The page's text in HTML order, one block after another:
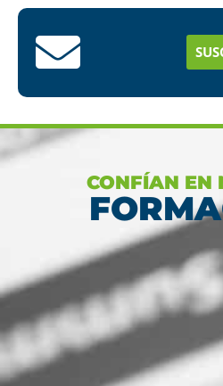
estudios en
CONFÍAN EN